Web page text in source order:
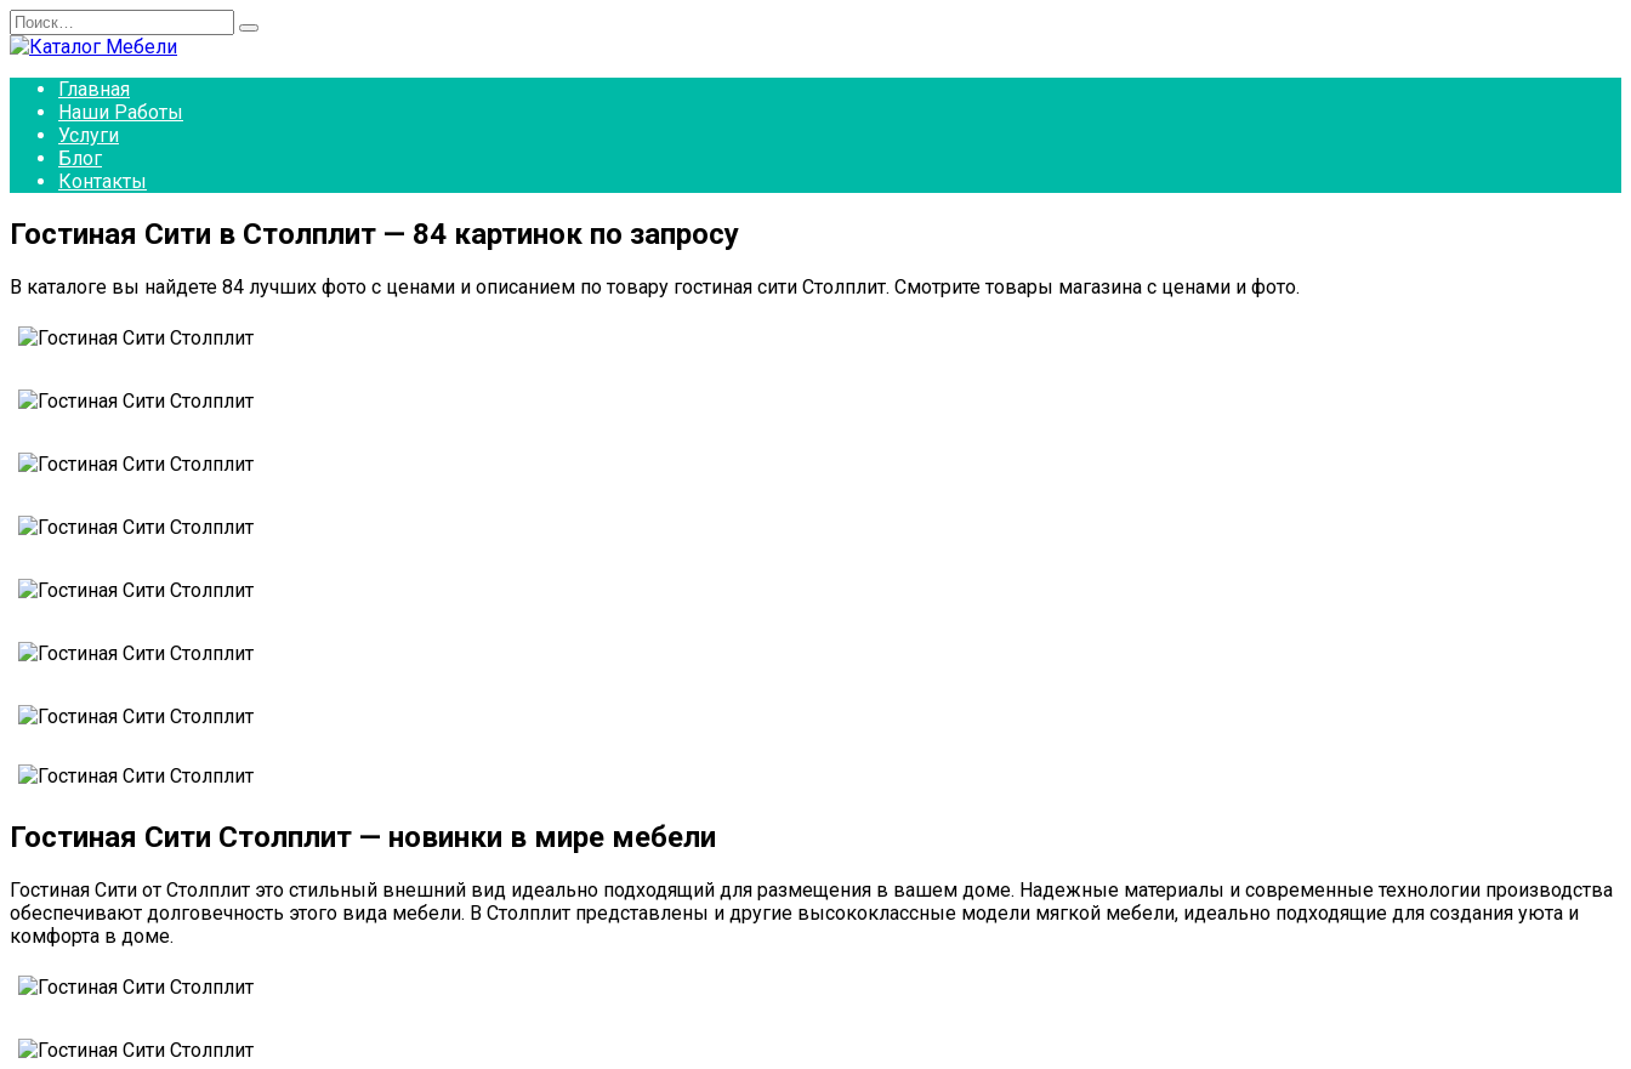
Перейти
к
Search
for:
Главная
Наши Работы
Услуги
Блог
Контакты
Гостиная Сити в Столплит — 84 картинок по запросу
В каталоге вы найдете 84 лучших фото с ценами и описанием по товару гостиная сити Столплит. Смотрите товары магазина с ценами и фото.
Гостиная Сити Столплит — новинки в мире мебели
Гостиная Сити от Столплит это стильный внешний вид идеально подходящий для размещения в вашем доме. Надежные материалы и современные технологии производства
обеспечивают долговечность этого вида мебели. В Столплит представлены и другие высококлассные модели мягкой мебели, идеально подходящие для создания уюта и
комфорта в доме.